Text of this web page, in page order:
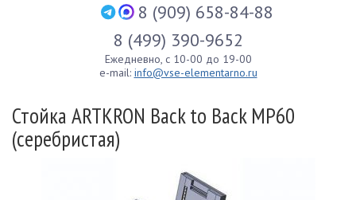
8 (909) 658-84-88
8 (499) 390-9652
Ежедневно, с 10-00 до 19-00
e-mail: info@vse-elementarno.ru
Стойка ARTKRON Back to Back MP60
(серебристая)